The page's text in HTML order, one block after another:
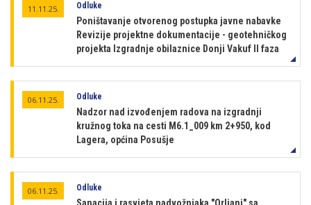
11.11.25. Odluke
Poništavanje otvorenog postupka javne nabavke
Revizije projektne dokumentacije - geotehničkog
projekta Izgradnje obilaznice Donji Vakuf II faza
06.11.25. Odluke
Nadzor nad izvođenjem radova na izgradnji
kružnog toka na cesti M6.1_009 km 2+950, kod
Lagera, općina Posušje
06.11.25. Odluke